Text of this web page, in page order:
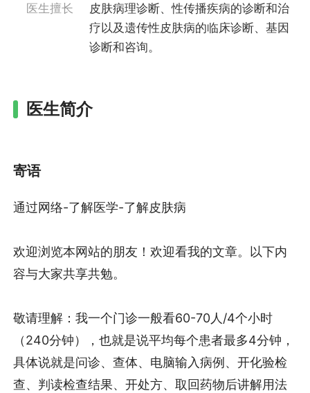
医生擅长
皮肤病理诊断、性传播疾病的诊断和治
疗以及遗传性皮肤病的临床诊断、基因
诊断和咨询。
医生简介
寄语
通过网络-了解医学-了解皮肤病
欢迎浏览本网站的朋友！欢迎看我的文章。以下内
容与大家共享共勉。
敬请理解：我一个门诊一般看60-70人/4个小时
（240分钟），也就是说平均每个患者最多4分钟，
具体说就是问诊、查体、电脑输入病例、开化验检
查、判读检查结果、开处方、取回药物后讲解用法